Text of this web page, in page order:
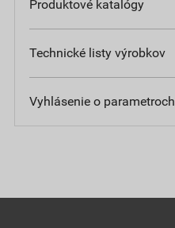
Produktové katalógy
Technické listy výrobkov
Vyhlásenie o parametroch